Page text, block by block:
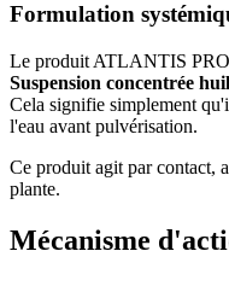
Formulation
Le produit ATLANTIS
Suspension concentrée
Cela signifie simplement
l'eau avant pulvérisation.
Ce produit agit par contact,
plante.
Mécanisme